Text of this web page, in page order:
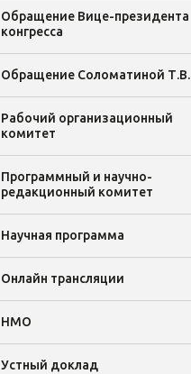
Обращение Вице-президента
конгресса
Обращение Соломатиной Т.В.
Рабочий организационный
комитет
Программный и научно-
редакционный комитет
Научная программа
Онлайн трансляции
НМО
Устный доклад